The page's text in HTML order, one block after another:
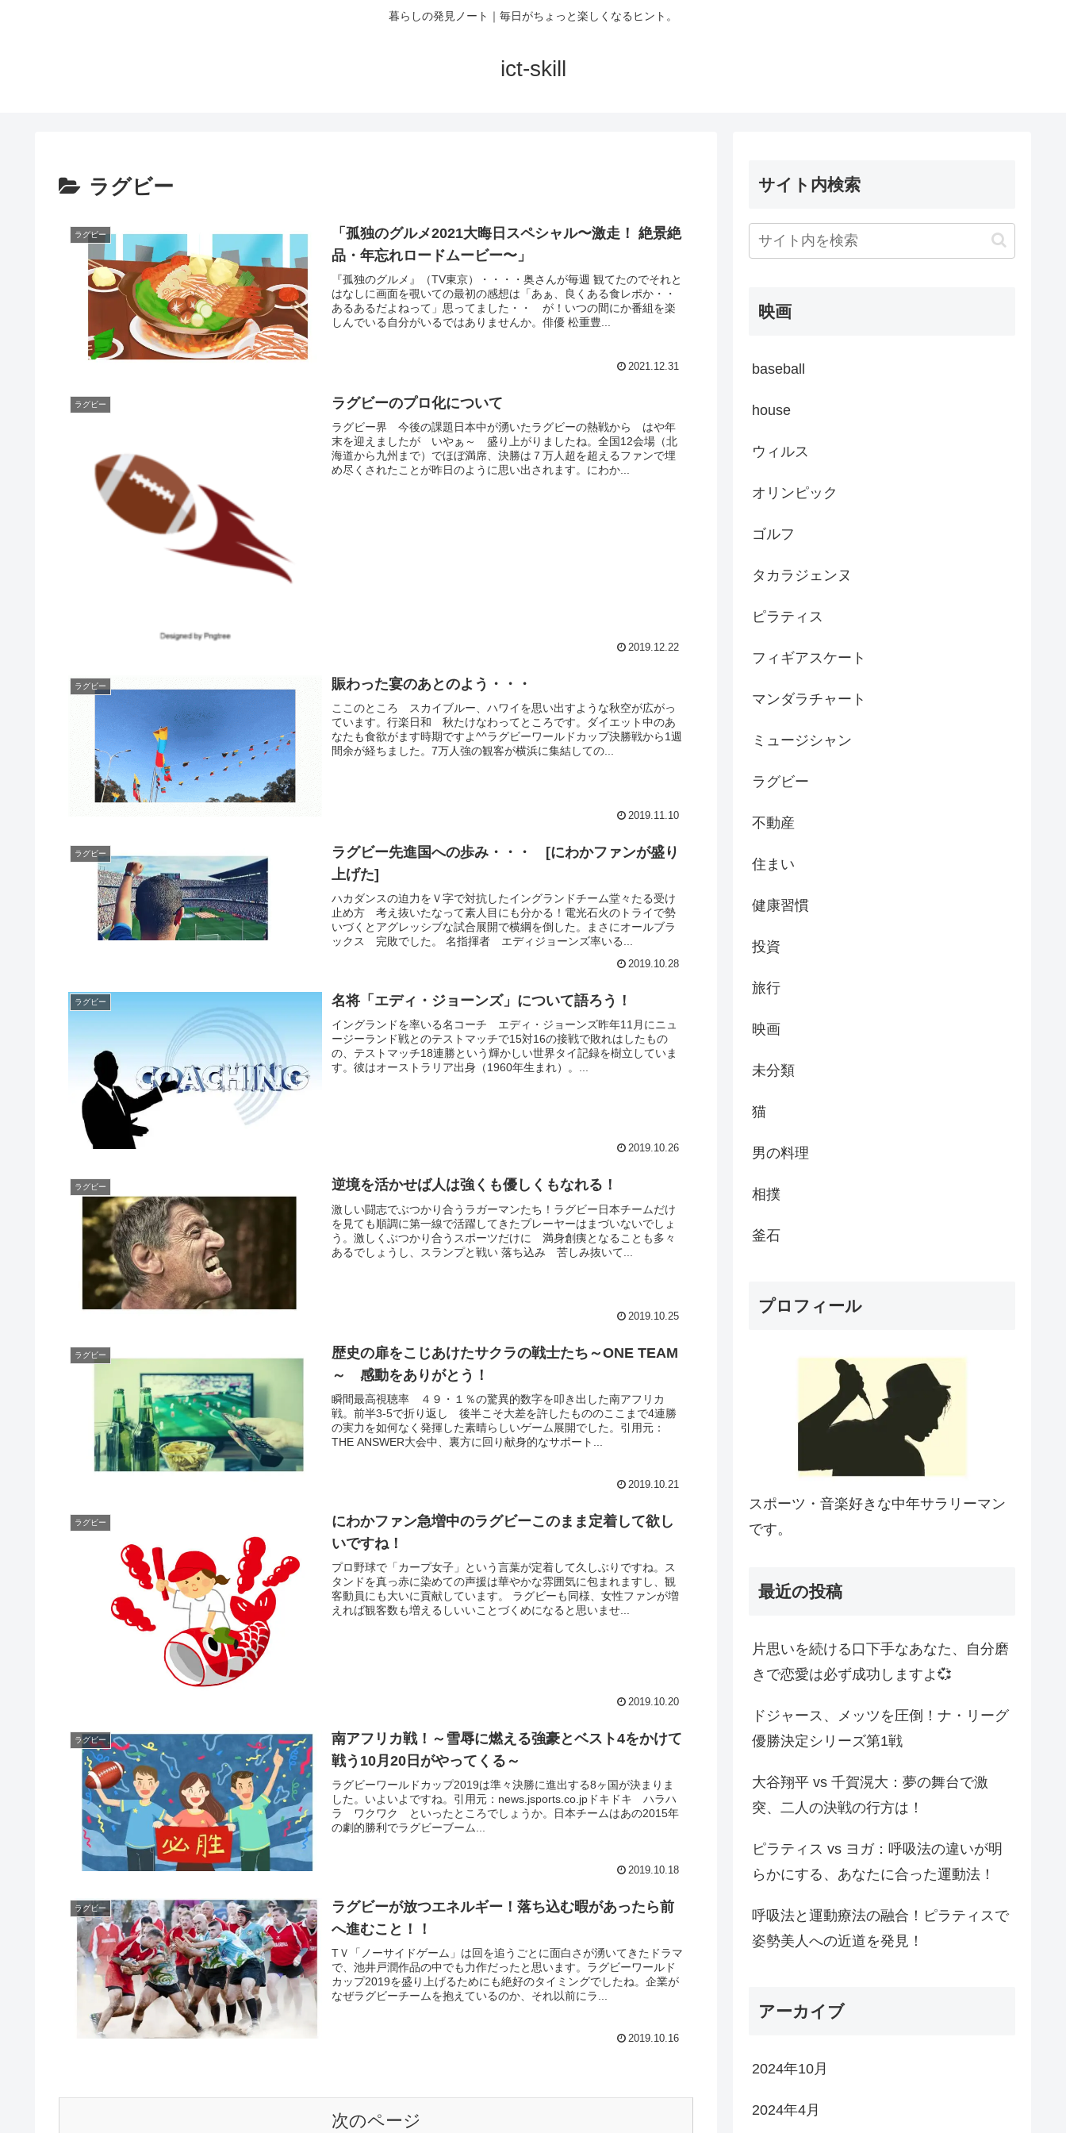
暮らしの発見ノート｜毎日がちょっと楽しくなるヒント。
ict-skill
ラグビー
ラグビー
「孤独のグルメ2021大晦日スペシャル〜激走！ 絶景絶
品・年忘れロードムービー〜」
『孤独のグルメ』（TV東京）・・・・奥さんが毎週 観てたのでそれと
はなしに画面を覗いての最初の感想は「あぁ、良くある食レポか・・
あるあるだよねって」思ってました・・ が！いつの間にか番組を楽
しんでいる自分がいるではありませんか。俳優 松重豊...
2021.12.31
ラグビー ラグビーのプロ化について
ラグビー界 今後の課題日本中が湧いたラグビーの熱戦から はや年
末を迎えましたが いやぁ～ 盛り上がりましたね。全国12会場（北
海道から九州まで）でほぼ満席、決勝は７万人超を超えるファンで埋
め尽くされたことが昨日のように思い出されます。にわか...
2019.12.22
ラグビー 賑わった宴のあとのよう・・・
ここのところ スカイブルー、ハワイを思い出すような秋空が広がっ
ています。行楽日和 秋たけなわってところです。ダイエット中のあ
なたも食欲がます時期ですよ^^ラグビーワールドカップ決勝戦から1週
間余が経ちました。7万人強の観客が横浜に集結しての...
2019.11.10
ラグビー
ラグビー先進国への歩み・・・ [にわかファンが盛り
上げた]
ハカダンスの迫力をＶ字で対抗したイングランドチーム堂々たる受け
止め方 考え抜いたなって素人目にも分かる！電光石火のトライで勢
いづくとアグレッシブな試合展開で横綱を倒した。まさにオールブラ
ックス 完敗でした。 名指揮者 エディジョーンズ率いる...
2019.10.28
ラグビー 名将「エディ・ジョーンズ」について語ろう！
イングランドを率いる名コーチ エディ・ジョーンズ昨年11月にニュ
ージーランド戦とのテストマッチで15対16の接戦で敗れはしたもの
の、テストマッチ18連勝という輝かしい世界タイ記録を樹立していま
す。彼はオーストラリア出身（1960年生まれ）。...
2019.10.26
ラグビー 逆境を活かせば人は強くも優しくもなれる！
激しい闘志でぶつかり合うラガーマンたち！ラグビー日本チームだけ
を見ても順調に第一線で活躍してきたプレーヤーはまづいないでしょ
う。激しくぶつかり合うスポーツだけに 満身創痍となることも多々
あるでしょうし、スランプと戦い 落ち込み 苦しみ抜いて...
2019.10.25
ラグビー
歴史の扉をこじあけたサクラの戦士たち～ONE TEAM
～ 感動をありがとう！
瞬間最高視聴率 ４９・１％の驚異的数字を叩き出した南アフリカ
戦。前半3-5で折り返し 後半こそ大差を許したもののここまで4連勝
の実力を如何なく発揮した素晴らしいゲーム展開でした。引用元：
THE ANSWER大会中、裏方に回り献身的なサポート...
2019.10.21
ラグビー
にわかファン急増中のラグビーこのまま定着して欲し
いですね！
プロ野球で「カープ女子」という言葉が定着して久しぶりですね。ス
タンドを真っ赤に染めての声援は華やかな雰囲気に包まれますし、観
客動員にも大いに貢献しています。 ラグビーも同様、女性ファンが増
えれば観客数も増えるしいいことづくめになると思いませ...
2019.10.20
ラグビー
南アフリカ戦！～雪辱に燃える強豪とベスト4をかけて
戦う10月20日がやってくる～
ラグビーワールドカップ2019は準々決勝に進出する8ヶ国が決まりま
した。いよいよですね。引用元：news.jsports.co.jpドキドキ ハラハ
ラ ワクワク といったところでしょうか。日本チームはあの2015年
の劇的勝利でラグビーブーム...
2019.10.18
ラグビー
ラグビーが放つエネルギー！落ち込む暇があったら前
へ進むこと！！
TＶ「ノーサイドゲーム」は回を追うごとに面白さが湧いてきたドラマ
で、池井戸潤作品の中でも力作だったと思います。ラグビーワールド
カップ2019を盛り上げるためにも絶好のタイミングでしたね。企業が
なぜラグビーチームを抱えているのか、それ以前にラ...
2019.10.16
次のページ
サイト内検索
映画
baseball
house
ウィルス
オリンピック
ゴルフ
タカラジェンヌ
ピラティス
フィギアスケート
マンダラチャート
ミュージシャン
ラグビー
不動産
住まい
健康習慣
投資
旅行
映画
未分類
猫
男の料理
相撲
釜石
プロフィール
スポーツ・音楽好きな中年サラリーマン
です。
最近の投稿
片思いを続ける口下手なあなた、自分磨
きで恋愛は必ず成功しますよ💞
ドジャース、メッツを圧倒！ナ・リーグ
優勝決定シリーズ第1戦
大谷翔平 vs 千賀滉大：夢の舞台で激
突、二人の決戦の行方は！
ピラティス vs ヨガ：呼吸法の違いが明
らかにする、あなたに合った運動法！
呼吸法と運動療法の融合！ピラティスで
姿勢美人への近道を発見！
アーカイブ
2024年10月
2024年4月